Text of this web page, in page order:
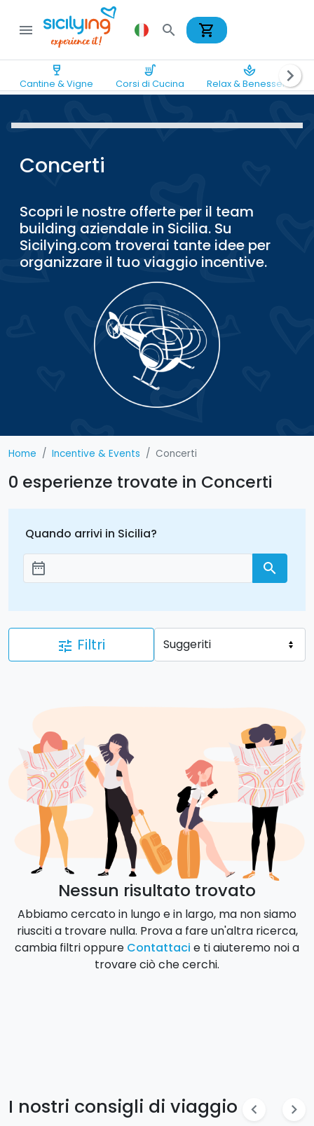
menu search shopping_cart
wine_bar
Cantine & Vigne
soup_kitchen
Corsi di Cucina
spa
Relax & Benesserechevron_right
Concerti
Scopri le nostre offerte per il team
building aziendale in Sicilia. Su
Sicilying.com troverai tante idee per
organizzare il tuo viaggio incentive.
Home Incentive & Events Concerti
0 esperienze trovate in Concerti
Quando arrivi in Sicilia?
Aggiungi le date
date_range search
tune Filtri
Nessun risultato trovato
Abbiamo cercato in lungo e in largo, ma non siamo
riusciti a trovare nulla. Prova a fare un'altra ricerca,
cambia filtri oppure Contattaci e ti aiuteremo noi a
trovare ciò che cerchi.
I nostri consigli di viaggio chevron_left chevron_right